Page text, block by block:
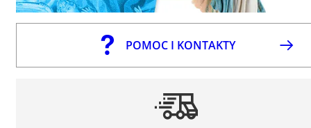
POMOC I KONTAKTY